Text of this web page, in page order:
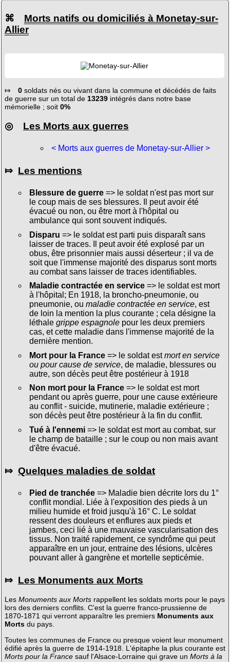
⌘ Morts natifs ou domiciliés à Monetay-sur-
Allier
⤇ 0soldats nés ou vivant dans la commune et décédés de faits
de guerre sur un total de 13239intégrés dans notre base
mémorielle ; soit 0%
◎ Les Morts aux guerres
< Morts aux guerres de Monetay-sur-Allier >
⤇ Les mentions
Blessure de guerre=> le soldat n'est pas mort sur
le coup mais de ses blessures. Il peut avoir été
évacué ou non, ou être mort à l'hôpital ou
ambulance qui sont souvent indiqués.
Disparu => le soldat est parti puis disparaît sans
laisser de traces. Il peut avoir été explosé par un
obus, être prisonnier mais aussi déserteur ; il va de
soit que l'immense majorité des disparus sont morts
au combat sans laisser de traces identifiables.
Maladie contractée en service=> le soldat est mort
à l'hôpital; En 1918, la broncho-pneumonie, ou
pneumonie, ou maladie contractée en service, est
de loin la mention la plus courante ; cela désigne la
léthale grippe espagnolepour les deux premiers
cas, et cette maladie dans l'immense majorité de la
dernière mention.
Mort pour la France=> le soldat estmort en service
ou pour cause de service, de maladie, blessures ou
autre, son décès peut être postérieur à 1918
Non mort pour la France=> le soldat est mort
pendant ou après guerre, pour une cause extérieure
au conflit - suicide, mutinerie, maladie extérieure ;
son décès peut être postérieur à la fin du conflit.
Tué à l'ennemi=> le soldat est mort au combat, sur
le champ de bataille ; sur le coup ou non mais avant
d'être évacué.
⤇ Quelques maladies de soldat
Pied de tranchée=> Maladie bien décrite lors du 1°
conflit mondial. Liée à l'exposition des pieds à un
milieu humide et froid jusqu'à 16° C. Le soldat
ressent des douleurs et enflures aux pieds et
jambes, ceci lié à une mauvaise vascularisation des
tissus. Non traité rapidement, ce syndrôme qui peut
apparaître en un jour, entraine des lésions, ulcères
pouvant aller à gangrène et mortelle septicémie.
⤇ Les Monuments aux Morts
Les Monuments aux Mortsrappellent les soldats morts pour le pays
lors des derniers conflits. C'est la guerre franco-prussienne de
1870-1871 qui verront apparaître les premiers Monuments aux
Mortsdu pays.
Toutes les communes de France ou presque voient leur monument
édifié après la guerre de 1914-1918. L'épitaphe la plus courante est
Morts pour la Francesauf l'Alsace-Lorraine qui grave un Morts à la